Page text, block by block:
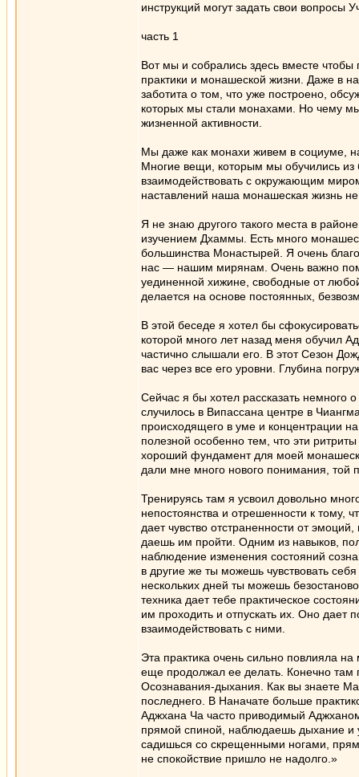
инструкций могут задать свои вопросы
часть 1
Вот мы и собрались здесь вместе
практики и монашеской жизни. Даже в
заботита о том, что уже построено,
которых мы стали монахами. Но чему
жизненной активности.
Мы даже как монахи живем в социуме,
Многие вещи, которым мы обучились
взаимодействовать с окружающим
наставлений наша монашеская жизнь
Я не знаю другого такого места в
изучением Дхаммы. Есть много
большинства Монастырей. Я очень
нас — нашим мирянам. Очень важно
уединенной хижине, свободные от
делается на основе постоянных,
В этой беседе я хотел бы
которой много лет назад меня обучил
частично слышали его. В этот Сезон
вас через все его уровни. Глубина
Сейчас я бы хотел рассказать немного
случилось в Випассана центре в
происходящего в уме и концентрации
полезной особенно тем, что эти
хороший фундамент для моей
дали мне много нового понимания, той
Тренируясь там я усвоил довольно
непостоянства и отрешенности к тому,
дает чувство отстраненности от
даешь им пройти. Одним из навыков,
наблюдение изменения состояний
в другие же ты можешь чувствовать
нескольких дней ты можешь
техника дает тебе практическое
им проходить и отпускать их. Оно
взаимодействовать с ними.
Эта практика очень сильно повлияла
еще продолжал ее делать. Конечно там
Осознавания-дыхания. Как вы знаете
последнего. В Наначате больше
Аджхана Ча часто приводимый
прямой спиной, наблюдаешь дыхание и
садишься со скрещенными ногами,
не спокойствие пришло не надолго.»